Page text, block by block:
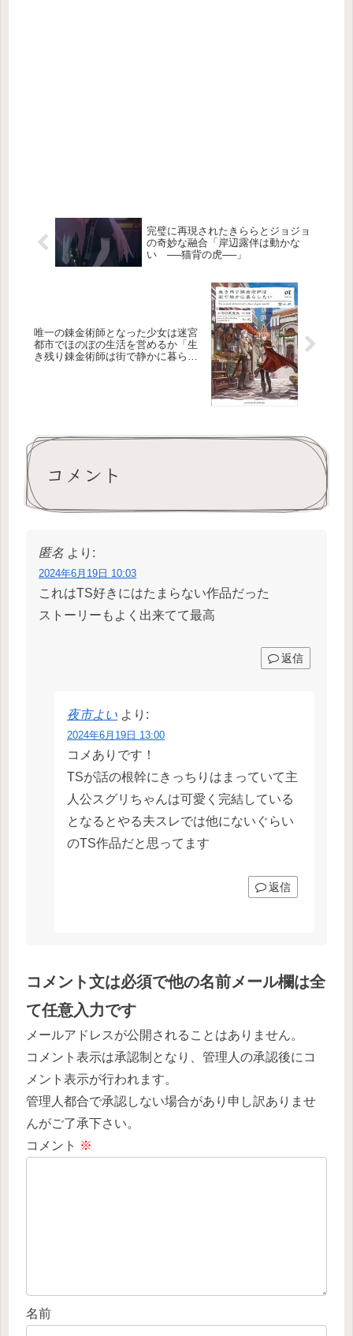
完璧に再現されたきららとジョジョ
の奇妙な融合「岸辺露伴は動かな
い ──猫背の虎──」
唯一の錬金術師となった少女は迷宮
都市でほのぼの生活を営めるか「生
き残り錬金術師は街で静かに暮らし
コメント
匿名 より:
2024年6月19日 10:03
これはTS好きにはたまらない作品だった
ストーリーもよく出来てて最高
返信
夜市よい より:
2024年6月19日 13:00
コメありです！
TSが話の根幹にきっちりはまっていて主
人公スグリちゃんは可愛く完結している
となるとやる夫スレでは他にないぐらい
のTS作品だと思ってます
返信
コメント文は必須で他の名前メール欄は全
て任意入力です
メールアドレスが公開されることはありません。
コメント表示は承認制となり、管理人の承認後にコ
メント表示が行われます。
管理人都合で承認しない場合があり申し訳ありませ
んがご了承下さい。
コメント ※
名前